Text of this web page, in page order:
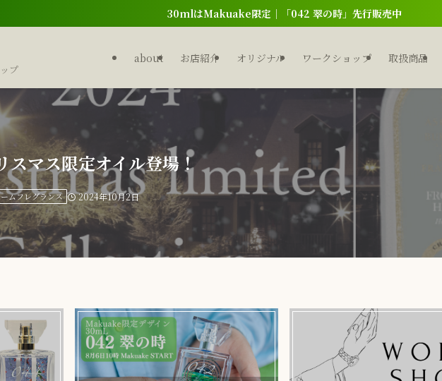
30mlはMakuake限定｜「042 翠の時」先行販売中
プ
about お店紹介 オリジナル ワークショップ 取扱商品
スマス限定オイル登場！
ムフレグランス 2024年10月2日